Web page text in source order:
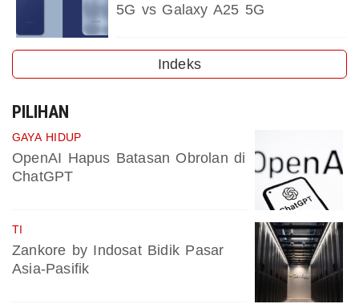
5G vs Galaxy A25 5G
Indeks
PILIHAN
GAYA HIDUP
OpenAI Hapus Batasan Obrolan di
ChatGPT
TI
Zankore by Indosat Bidik Pasar
Asia-Pasifik